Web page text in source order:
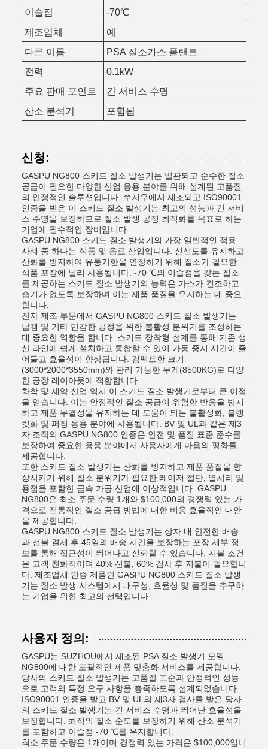
이슬점
-70℃
제조업체
예
다른 이름
PSA 질소가스 플랜트
전력
0.1kW
주요 판매 포인트
긴 서비스 수명
산소 분석기
포함됨
신청:
GASPU NG800 스키드 질소 발생기는 일관되고 순수한 질소
공급이 필요한 다양한 산업 응용 분야를 위해 설계된 고품질
의 안정적인 솔루션입니다. 쑤저우에서 제조되고 ISO90001
인증을 받은 이 스키드 질소 발생기는 최고의 성능과 긴 서비
스 수명을 보장하므로 질소 발생 공정 최적화를 목표로 하는
기업에 필수적인 장비입니다.
GASPU NG800 스키드 질소 발생기의 가장 일반적인 적용
사례 중 하나는 식품 및 음료 산업입니다. 신선도를 유지하고
산화를 방지하여 유통기한을 연장하기 위해 질소가 필요한
식품 포장에 널리 사용됩니다. -70 ℃의 이슬점을 갖는 질소
를 제공하는 스키드 질소 발생기의 능력은 가스가 건조하고
습기가 없도록 보장하며 이는 제품 품질을 유지하는 데 중요
합니다.
전자 제조 부문에서 GASPU NG800 스키드 질소 발생기는
납땜 및 기타 민감한 공정을 위한 불활성 분위기를 조성하는
데 중요한 역할을 합니다. 스키드 장착형 설계를 통해 기존 생
산 라인에 쉽게 설치하고 통합할 수 있어 가동 중지 시간이 줄
어들고 효율성이 향상됩니다. 컴팩트한 크기
(3000*2000*3550mm)와 관리 가능한 무게(8500KG)로 다양
한 공장 레이아웃에 적합합니다.
화학 및 제약 산업 역시 이 스키드 질소 발생기로부터 큰 이점
을 얻습니다. 이는 안정적인 질소 공급이 위험한 반응을 방지
하고 제품 무결성을 유지하는 데 도움이 되는 불활성화, 블랭
킷화 및 퍼징 응용 분야에 사용됩니다. BV 및 UL과 같은 제3
자 조직의 GASPU NG800 인증은 안전 및 품질 표준 준수를
보장하여 중요한 응용 분야에서 사용자에게 마음의 평화를
제공합니다.
또한 스키드 질소 발생기는 산화를 방지하고 제품 품질을 향
상시키기 위해 질소 분위기가 필요한 레이저 절단, 열처리 및
용접을 포함한 금속 가공 산업에 이상적입니다. GASPU
NG800은 최소 주문 수량 1개와 $100,000의 경쟁력 있는 가
격으로 전통적인 질소 공급 방법에 대한 비용 효율적인 대안
을 제공합니다.
GASPU NG800 스키드 질소 발생기는 상자 내 안전한 배송
과 선불 결제 후 45일의 배송 시간을 보장하는 포장 세부 정
보를 통해 접근성이 뛰어나고 신뢰할 수 있습니다. 지불 조건
은 고객 친화적이며 40% 선불, 60% 검사 후 지불이 필요합니
다. 제조업체 인증 제품인 GASPU NG800 스키드 질소 발생
기는 질소 발생 시스템에서 내구성, 효율성 및 품질을 추구하
는 기업을 위한 최고의 선택입니다.
사용자 정의:
GASPU는 SUZHOU에서 제조된 PSA 질소 발생기 모델
NG800에 대한 포괄적인 제품 맞춤화 서비스를 제공합니다.
당사의 스키드 질소 발생기는 고품질 표준과 안정적인 성능
으로 고객의 특정 요구 사항을 충족하도록 설계되었습니다.
ISO90001 인증을 받고 BV 및 UL의 제3자 검사를 받은 당사
의 스키드 질소 발생기는 긴 서비스 수명과 뛰어난 효율성을
보장합니다. 최적의 질소 순도를 보장하기 위해 산소 분석기
를 포함하고 이슬점 -70 ℃를 유지합니다.
최소 주문 수량은 1개이며 경쟁력 있는 가격은 $100,000입니